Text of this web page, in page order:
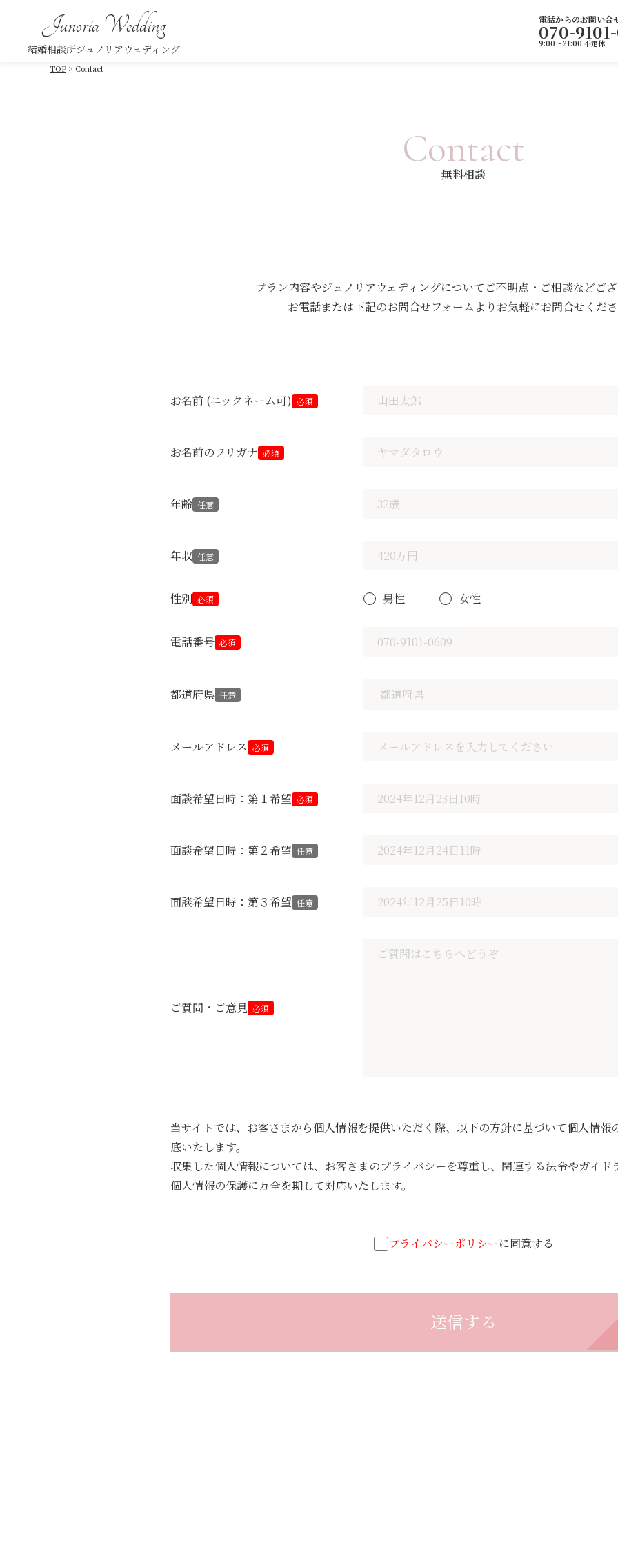
Junoria Wedding
結婚相談所ジュノリアウェディング
電話からのお問い合
070-
9:00～21:00 不定休
TOP Contact
Contact
無料相談
プラン内容やジュノリアウェディングについてご不明点・ご相談などご
お電話または下記のお問合せフォームよりお気軽にお問合せくださ
お名前 (ニックネーム可) 必須
お名前のフリガナ 必須
年齢 任意
年収 任意
性別 必須 男性 女性
電話番号 必須
都道府県 任意
メールアドレス 必須
面談希望日時：第１希望 必須
面談希望日時：第２希望 任意
面談希望日時：第３希望 任意
ご質問・ご意見 必須
当サイトでは、お客さまから個人情報を提供いただく際、以下の方針に基づいて個人情報
底いたします。
収集した個人情報については、お客さまのプライバシーを尊重し、関連する法令やガイド
個人情報の保護に万全を期して対応いたします。
プライバシーポリシーに同意する
送信する